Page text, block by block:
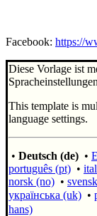
Facebook: https://
Diese Vorlage ist
This template is
language settings.
• Deutsch (de) •
português (pt) •
norsk (no) •
українська (uk) •
hans)